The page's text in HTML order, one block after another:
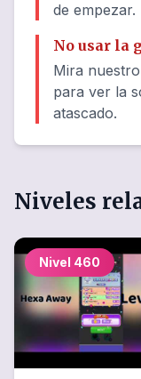
de empezar.
No usar la
Mira
para ver la
atascado.
Niveles
Nivel 460